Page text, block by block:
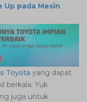
Up pada Mesin
Toyota yang dapat
berkala. Yuk
juga untuk